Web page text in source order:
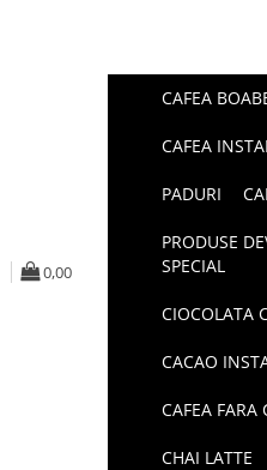
0,00
CAFEA
CAFEA
PADURI
PRODUSE
SPECIAL
CIOCOLATA
CACAO
CAFEA FARA
CHAI LATTE